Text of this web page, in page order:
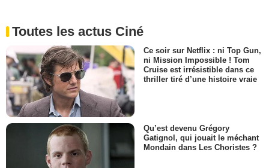
Toutes les actus Ciné
Ce soir sur Netflix : ni Top Gun,
ni Mission Impossible ! Tom
Cruise est irrésistible dans ce
thriller tiré d’une histoire vraie
Qu’est devenu Grégory
Gatignol, qui jouait le méchant
Mondain dans Les Choristes ?